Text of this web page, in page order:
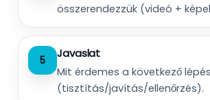
összerendezzük (videó +
5
Javaslat
Mit érdemes a következő
(tisztítás/javítás/ellenőrzés).